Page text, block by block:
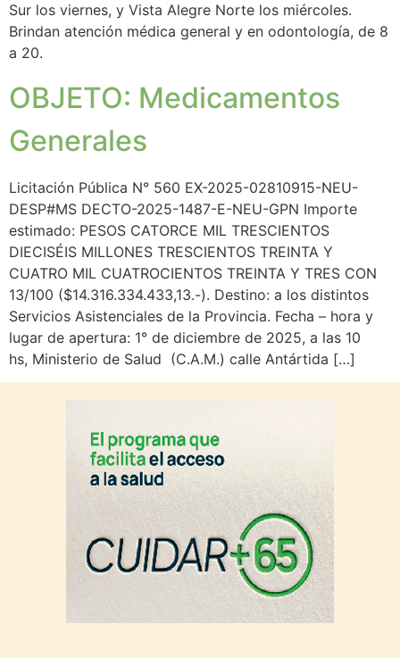
Sur los viernes, y Vista Alegre Norte los miércoles.
Brindan atención médica general y en odontología, de 8
a 20.
OBJETO: Medicamentos
Generales
Licitación Pública N° 560 EX-2025-02810915-NEU-
DESP#MS DECTO-2025-1487-E-NEU-GPN Importe
estimado: PESOS CATORCE MIL TRESCIENTOS
DIECISÉIS MILLONES TRESCIENTOS TREINTA Y
CUATRO MIL CUATROCIENTOS TREINTA Y TRES CON
13/100 ($14.316.334.433,13.-). Destino: a los distintos
Servicios Asistenciales de la Provincia. Fecha – hora y
lugar de apertura: 1° de diciembre de 2025, a las 10
hs, Ministerio de Salud (C.A.M.) calle Antártida […]